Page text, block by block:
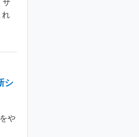
サ
れ
シ
や